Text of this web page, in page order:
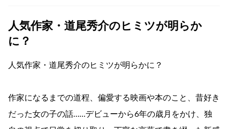
人気作家・道尾秀介のヒミツが明らか
に？
人気作家・道尾秀介のヒミツが明らかに？
作家になるまでの道程、偏愛する映画や本のこと、昔好き
だった女の子の話……デビューから6年の歳月をかけ、独